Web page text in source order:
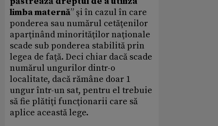
limba maternă” şi în cazul în care
ponderea sau numărul cetăţenilor
aparţinând minorităţilor naţionale
scade sub ponderea stabilită prin
legea de faţă. Deci chiar dacă scade
numărul ungurilor dintr-o
localitate, dacă rămâne doar 1
ungur într-un sat, pentru el trebuie
să fie plătiţi funcţionarii care să
aplice această lege.